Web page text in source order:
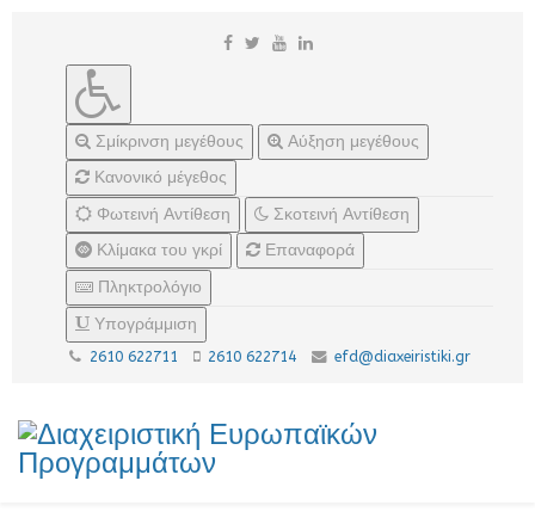
Σμίκρινση μεγέθους
Αύξηση μεγέθους
Κανονικό μέγεθος
Φωτεινή Αντίθεση
Σκοτεινή Αντίθεση
Κλίμακα του γκρί
Επαναφορά
Πληκτρολόγιο
Υπογράμμιση
2610 622711 2610 622714 efd@diaxeiristiki.gr